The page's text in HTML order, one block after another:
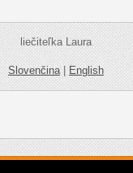
liečiteľka Laura
Slovenčina|English